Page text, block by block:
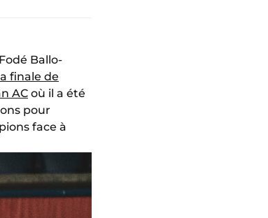
Ballo-
finale de
AC où il a été
pour
face à